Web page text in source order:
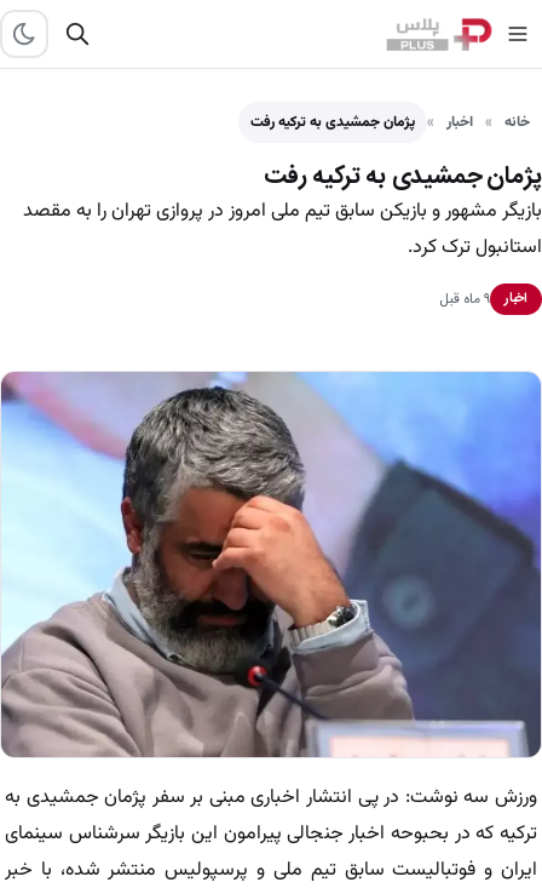
خانه اخبار پژمان جمشیدی به ترکیه رفت
پژمان جمشیدی به ترکیه رفت
بازیگر مشهور و بازیکن سابق تیم ملی امروز در پروازی تهران را به مقصد
استانبول ترک کرد.
اخبار ۹ ماه قبل
ورزش سه نوشت: در پی انتشار اخباری مبنی بر سفر پژمان جمشیدی به
ترکیه که در بحبوحه اخبار جنجالی پیرامون این بازیگر سرشناس سینمای
ایران و فوتبالیست سابق تیم ملی و پرسپولیس منتشر شده، با خبر